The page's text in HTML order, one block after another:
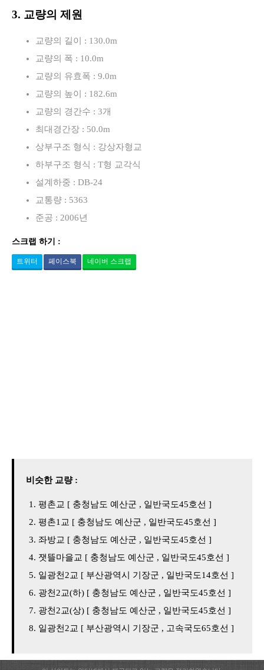
3. 교량의 제원
교량의 길이 : 130.0m
교량의 폭 : 10.0m
교량의 유효폭 : 9.0m
교량의 높이 : 182.6m
교량의 경간수 : 3개
최대경간장 : 50.0m
상부구조 형식 : 강상자형교
하부구조 형식 : T형 교각식
설계하중 : DB-24
교통량 : 5363
준공 : 2006년
스크랩 하기 :
트위터 페이스북 네이버 스크랩
비슷한 교량 :
평촌교 [ 충청남도 예산군 , 일반국도45호선 ]
평촌1교 [ 충청남도 예산군 , 일반국도45호선 ]
좌방교 [ 충청남도 예산군 , 일반국도45호선 ]
잿뜰마을교 [ 충청남도 예산군 , 일반국도45호선 ]
일광천2교 [ 부산광역시 기장군 , 일반국도14호선 ]
광천2교(하) [ 충청남도 예산군 , 일반국도45호선 ]
광천2교(상) [ 충청남도 예산군 , 일반국도45호선 ]
일광천2교 [ 부산광역시 기장군 , 고속국도65호선 ]